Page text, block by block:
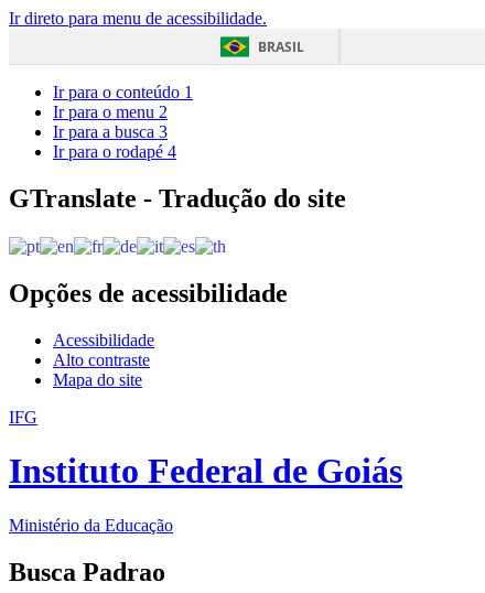
Ir direto para menu de acessibilidade.
BRASIL
Ir para o conteúdo 1
Ir para o menu 2
Ir para a busca 3
Ir para o rodapé 4
GTranslate - Tradução do site
Opções de acessibilidade
Acessibilidade
Alto contraste
Mapa do site
IFG
Instituto Federal de Goiás
Ministério da Educação
Busca Padrao